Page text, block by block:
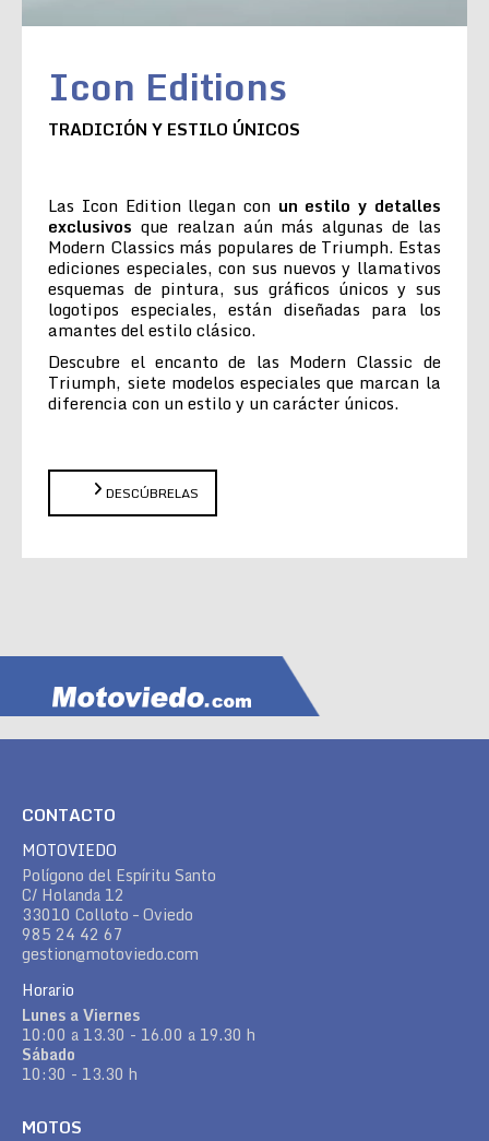
Icon Editions
TRADICIÓN Y ESTILO ÚNICOS
Las Icon Edition llegan con un estilo y detalles
exclusivos que realzan aún más algunas de las
Modern Classics más populares de Triumph. Estas
ediciones especiales, con sus nuevos y llamativos
esquemas de pintura, sus gráficos únicos y sus
logotipos especiales, están diseñadas para los
amantes del estilo clásico.
Descubre el encanto de las Modern Classic de
Triumph, siete modelos especiales que marcan la
diferencia con un estilo y un carácter únicos.
DESCÚBRELAS
CONTACTO
MOTOVIEDO
Polígono del Espíritu Santo
C/ Holanda 12
33010 Colloto – Oviedo
985 24 42 67
gestion@motoviedo.com
Horario
Lunes a Viernes
10:00 a 13.30 - 16.00 a 19.30 h
Sábado
10:30 - 13.30 h
MOTOS